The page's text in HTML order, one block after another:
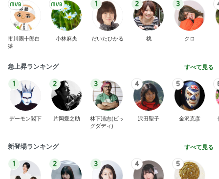
市川團十郎白
猿
小林麻央
1
だいたひかる
2
桃
3
クロ
急上昇ランキング すべて見る
1
デーモン閣下
2
片岡愛之助
3
林下清志(ビッ
グダディ)
4
沢田聖子
5
金沢克彦
新登場ランキング すべて見る
1 2 3 4 5